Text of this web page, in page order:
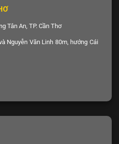
Tân An, TP. Cần Thơ
Nguyễn Văn Linh 80m, hướng Cái